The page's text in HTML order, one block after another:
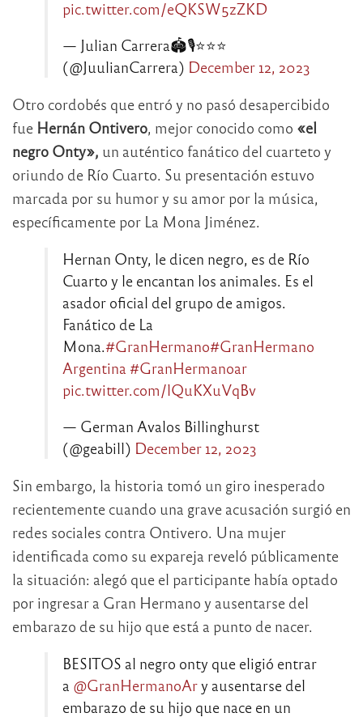
pic.twitter.com/eQKSW5zZKD
— Julian Carrera🏟🎙⭐⭐⭐
(@JuulianCarrera) December 12, 2023
Otro cordobés que entró y no pasó desapercibido
fue Hernán Ontivero, mejor conocido como «el
negro Onty», un auténtico fanático del cuarteto y
oriundo de Río Cuarto. Su presentación estuvo
marcada por su humor y su amor por la música,
específicamente por La Mona Jiménez.
Hernan Onty, le dicen negro, es de Río
Cuarto y le encantan los animales. Es el
asador oficial del grupo de amigos.
Fanático de La
Mona.#GranHermano#GranHermano
Argentina #GranHermanoar
pic.twitter.com/lQuKXuVqBv
— German Avalos Billinghurst
(@geabill) December 12, 2023
Sin embargo, la historia tomó un giro inesperado
recientemente cuando una grave acusación surgió en
redes sociales contra Ontivero. Una mujer
identificada como su expareja reveló públicamente
la situación: alegó que el participante había optado
por ingresar a Gran Hermano y ausentarse del
embarazo de su hijo que está a punto de nacer.
BESITOS al negro onty que eligió entrar
a @GranHermanoAry ausentarse del
embarazo de su hijo que nace en un